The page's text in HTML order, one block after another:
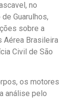
no
Guarulhos,
sobre a
Aérea Brasileira
Civil de São
os motores
análise pelo